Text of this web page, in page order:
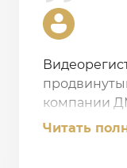
компании
ночная
Читать